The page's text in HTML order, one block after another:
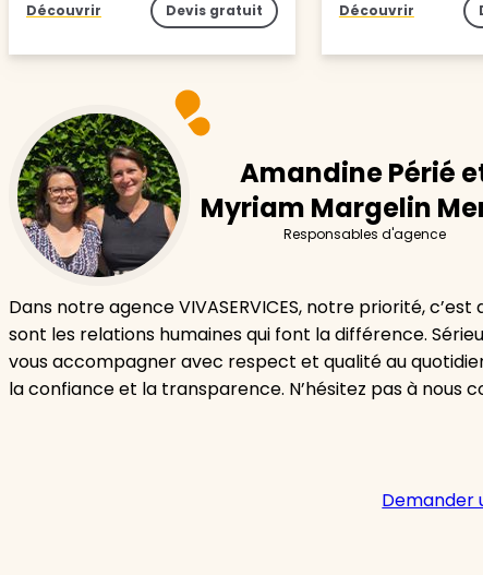
Découvrir Devis gratuit Découvrir
Amandine Périé
Myriam Margelin
Responsables d'agence
Dans notre agence VIVASERVICES, notre priorité,
sont les relations humaines qui font la différence.
vous accompagner avec respect et qualité au
la confiance et la transparence. N’hésitez pas à nous
Demander